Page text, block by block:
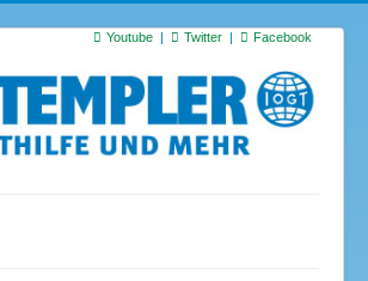
Youtube Twitter Facebook